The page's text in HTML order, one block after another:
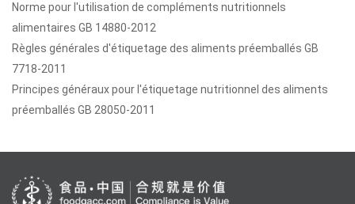
Norme pour l'utilisation de compléments nutritionnels
alimentaires GB 14880-2012
Règles générales d'étiquetage des aliments préemballés GB
7718-2011
Principes généraux pour l'étiquetage nutritionnel des aliments
préemballés GB 28050-2011